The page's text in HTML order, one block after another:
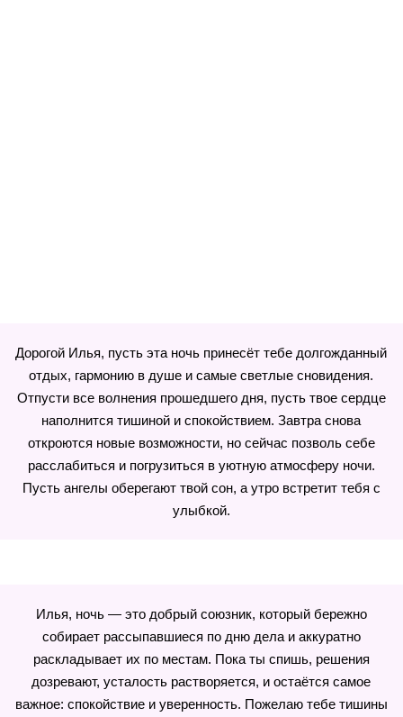
Дорогой Илья, пусть эта ночь принесёт тебе долгожданный
отдых, гармонию в душе и самые светлые сновидения.
Отпусти все волнения прошедшего дня, пусть твое сердце
наполнится тишиной и спокойствием. Завтра снова
откроются новые возможности, но сейчас позволь себе
расслабиться и погрузиться в уютную атмосферу ночи.
Пусть ангелы оберегают твой сон, а утро встретит тебя с
улыбкой.
Илья, ночь — это добрый союзник, который бережно
собирает рассыпавшиеся по дню дела и аккуратно
раскладывает их по местам. Пока ты спишь, решения
дозревают, усталость растворяется, и остаётся самое
важное: спокойствие и уверенность. Пожелаю тебе тишины